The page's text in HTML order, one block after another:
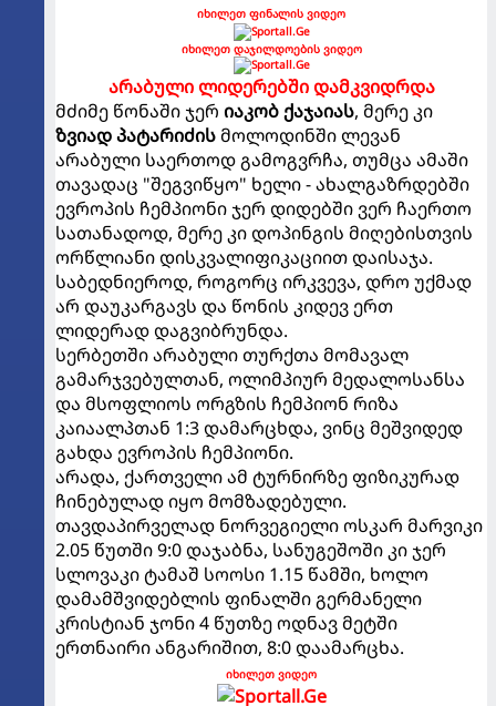
იხილეთ ფინალის ვიდეო
იხილეთ დაჯილდოების ვიდეო
არაბული ლიდერებში დამკვიდრდა
მძიმე წონაში ჯერ იაკობ ქაჯაიას, მერე კი
ზვიად პატარიძისმოლოდინში ლევან
არაბული საერთოდ გამოგვრჩა, თუმცა ამაში
თავადაც "შეგვიწყო" ხელი - ახალგაზრდებში
ევროპის ჩემპიონი ჯერ დიდებში ვერ ჩაერთო
სათანადოდ, მერე კი დოპინგის მიღებისთვის
ორწლიანი დისკვალიფიკაციით დაისაჯა.
საბედნიეროდ, როგორც ირკვევა, დრო უქმად
არ დაუკარგავს და წონის კიდევ ერთ
ლიდერად დაგვიბრუნდა.
სერბეთში არაბული თურქთა მომავალ
გამარჯვებულთან, ოლიმპიურ მედალოსანსა
და მსოფლიოს ორგზის ჩემპიონ რიზა
კაიაალპთან 1:3 დამარცხდა, ვინც მეშვიდედ
გახდა ევროპის ჩემპიონი.
არადა, ქართველი ამ ტურნირზე ფიზიკურად
ჩინებულად იყო მომზადებული.
თავდაპირველად ნორვეგიელი ოსკარ მარვიკი
2.05 წუთში 9:0 დაჯაბნა, სანუგეშოში კი ჯერ
სლოვაკი ტამაშ სოოსი 1.15 წამში, ხოლო
დამამშვიდებლის ფინალში გერმანელი
კრისტიან ჯონი 4 წუთზე ოდნავ მეტში
ერთნაირი ანგარიშით, 8:0 დაამარცხა.
იხილეთ ვიდეო